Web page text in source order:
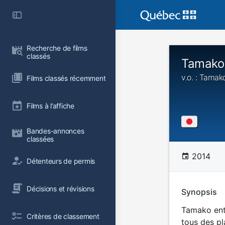
Recherche de films
classés
Films classés récemment
Films à l’affiche
Bandes-annonces
classées
Détenteurs de permis
Décisions et révisions
Critères de classement
v.o. :
2014
Synopsis
Tamako
tous des